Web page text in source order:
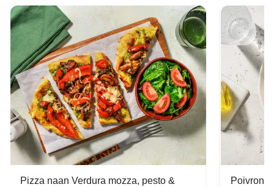
Pizza naan Verdura mozza, pesto &
Poivron